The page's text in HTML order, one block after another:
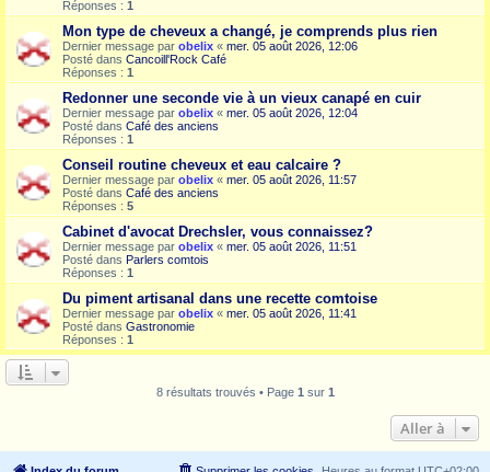
Réponses : 1
Mon type de cheveux a changé, je comprends plus rien
Dernier message par obelix « mer. 05 août 2026, 12:06
Posté dans Cancoill'Rock Café
Réponses : 1
Redonner une seconde vie à un vieux canapé en cuir
Dernier message par obelix « mer. 05 août 2026, 12:04
Posté dans Café des anciens
Réponses : 1
Conseil routine cheveux et eau calcaire ?
Dernier message par obelix « mer. 05 août 2026, 11:57
Posté dans Café des anciens
Réponses : 5
Cabinet d'avocat Drechsler, vous connaissez?
Dernier message par obelix « mer. 05 août 2026, 11:51
Posté dans Parlers comtois
Réponses : 1
Du piment artisanal dans une recette comtoise
Dernier message par obelix « mer. 05 août 2026, 11:41
Posté dans Gastronomie
Réponses : 1
8 résultats trouvés • Page 1 sur 1
Aller à